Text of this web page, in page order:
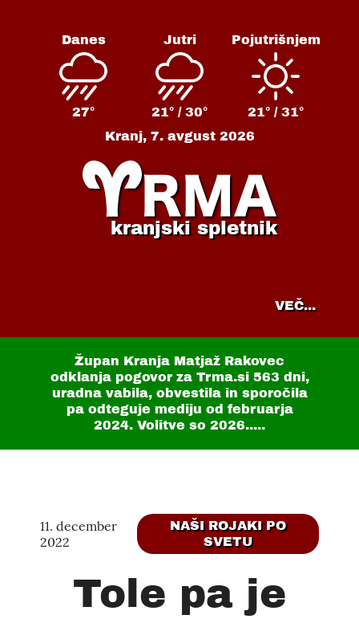
Danes
27°
Jutri
21° / 30°
Pojutrišnjem
21° / 31°
Kranj, 7. avgust 2026
kranjski spletnik
VEČ...
Župan Kranja Matjaž Rakovec
odklanja pogovor za Trma.si 563 dni,
uradna vabila, obvestila in sporočila
pa odteguje mediju od februarja
2024. Volitve so 2026.....
11. december
2022
NAŠI ROJAKI PO
SVETU
Tole pa je